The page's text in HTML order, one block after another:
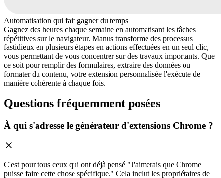
Automatisation qui fait gagner du temps
Gagnez des heures chaque semaine en automatisant les tâches
répétitives sur le navigateur. Manus transforme des processus
fastidieux en plusieurs étapes en actions effectuées en un seul clic,
vous permettant de vous concentrer sur des travaux importants. Que
ce soit pour remplir des formulaires, extraire des données ou
formater du contenu, votre extension personnalisée l'exécute de
manière cohérente à chaque fois.
Questions fréquemment posées
À qui s'adresse le générateur d'extensions Chrome ?
C'est pour tous ceux qui ont déjà pensé "J'aimerais que Chrome
puisse faire cette chose spécifique." Cela inclut les propriétaires de